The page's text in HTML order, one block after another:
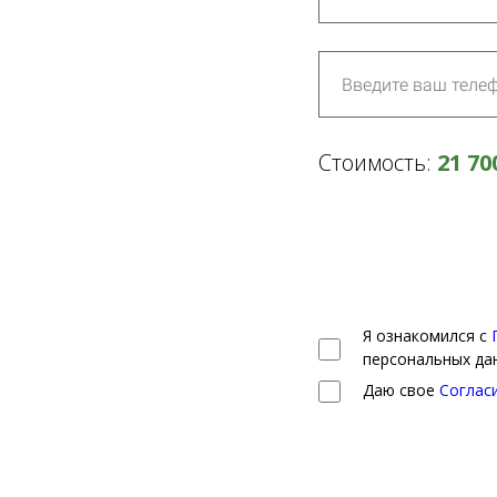
Стоимость: 21
Я ознакомился с
персональных
Даю свое